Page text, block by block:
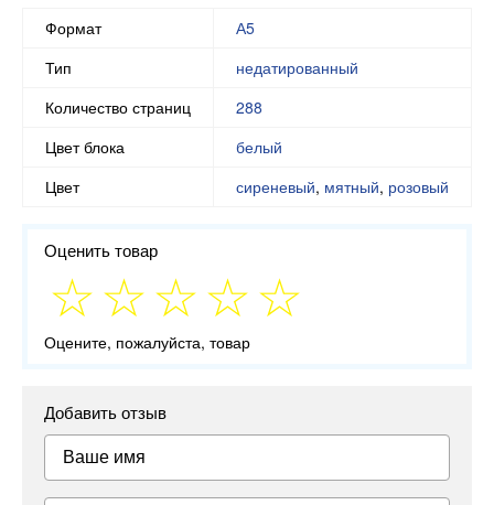
Формат
А5
Тип
недатированный
Количество страниц
288
Цвет блока
белый
Цвет
сиреневый, мятный, розовый
Оценить товар
Оцените, пожалуйста, товар
Добавить отзыв
Ваше имя